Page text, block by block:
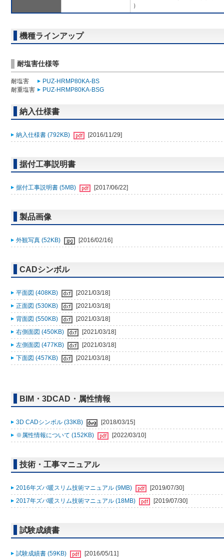
）
機種ラインアップ
耐塩害仕様等
耐塩害
PUZ-HRMP80KA-BS
耐重塩害
PUZ-HRMP80KA-BSG
納入仕様書
納入仕様書 (792KB) [2016/11/29]
据付工事説明書
据付工事説明書 (5MB) [2017/06/22]
製品画像
外観写真 (52KB) [2016/02/16]
CADシンボル
平面図 (408KB)
[2021/03/18]
正面図 (530KB)
[2021/03/18]
背面図 (550KB)
[2021/03/18]
右側面図 (450KB)
[2021/03/18]
左側面図 (477KB)
[2021/03/18]
下面図 (457KB)
[2021/03/18]
BIM・3DCAD・属性情報
3D CADシンボル (33KB)
[2018/03/15]
※属性情報について (152KB)
[2022/03/10]
技術・工事マニュアル
2016年ズバ暖スリム技術マニュアル (9MB)
[2019/07/30]
2017年ズバ暖スリム技術マニュアル (18MB)
[2019/07/30]
試験成績書
試験成績書 (59KB) [2016/05/11]